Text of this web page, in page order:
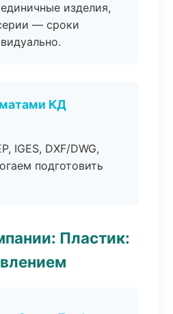
изделия,
— сроки
КД
IGES, DXF/DWG,
подготовить
Пластик: